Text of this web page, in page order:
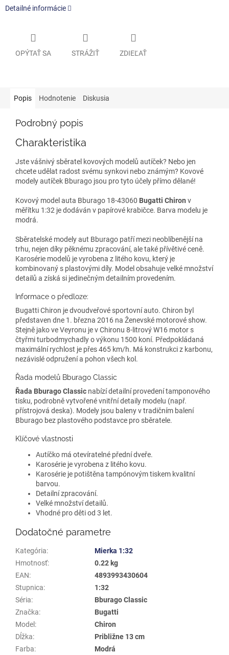
Detailné informácie
OPÝTAŤ SA STRÁŽIŤ ZDIEĽAŤ
Popis Hodnotenie Diskusia
Podrobný popis
Charakteristika
Jste vášnivý sběratel kovových modelů autíček? Nebo jen
chcete udělat radost svému synkovi nebo známým? Kovové
modely autíček Bburago jsou pro tyto účely přímo dělané!
Kovový model auta Bburago 18-43060 Bugatti Chiron v
měřítku 1:32 je dodáván v papírové krabičce. Barva modelu je
modrá.
Sběratelské modely aut Bburago patří mezi neoblíbenější na
trhu, nejen díky pěknému zpracování, ale také přívětivé ceně.
Karosérie modelů je vyrobena z litého kovu, který je
kombinovaný s plastovými díly. Model obsahuje velké množství
detailů a získá si jedinečným detailním provedením.
Informace o předloze:
Bugatti Chiron je dvoudveřové sportovní auto. Chiron byl
představen dne 1. března 2016 na Ženevské motorové show.
Stejně jako ve Veyronu je v Chironu 8-litrový W16 motor s
čtyřmi turbodmychadly o výkonu 1500 koní. Předpokládaná
maximální rychlost je přes 465 km/h. Má konstrukci z karbonu,
nezávislé odpružení a pohon všech kol.
Řada modelů Bburago Classic
Řada Bburago Classic nabízí detailní provedení tamponového
tisku, podrobně vytvořené vnitřní detaily modelu (např.
přístrojová deska). Modely jsou baleny v tradičním balení
Bburago bez plastového podstavce pro sběratele.
Klíčové vlastnosti
Autíčko má otevíratelné přední dveře.
Karosérie je vyrobena z litého kovu.
Karosérie je potištěna tampónovým tiskem kvalitní
barvou.
Detailní zpracování.
Velké množství detailů.
Vhodné pro děti od 3 let.
Dodatočné parametre
Kategória:
Mierka 1:32
Hmotnosť:
0.22 kg
EAN:
4893993430604
Stupnica:
1:32
Séria:
Bburago Classic
Značka:
Bugatti
Model:
Chiron
Dĺžka:
Približne 13 cm
Farba: Modrá